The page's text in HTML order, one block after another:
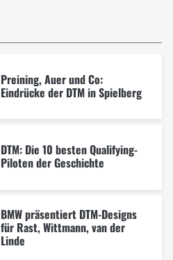
Preining, Auer und Co:
Eindrücke der DTM in Spielberg
DTM: Die 10 besten Qualifying-
Piloten der Geschichte
BMW präsentiert DTM-Designs
für Rast, Wittmann, van der
Linde